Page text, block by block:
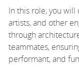
In this role, you
artists, and other
through
teammates,
performant, and